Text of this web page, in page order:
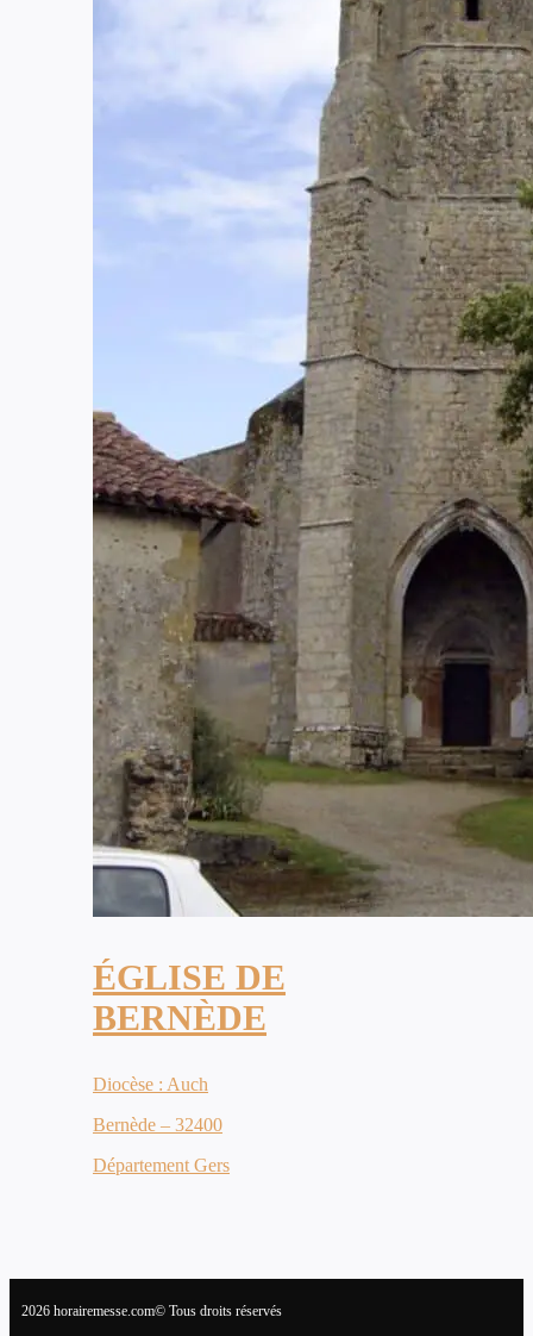
ÉGLISE DE
BERNÈDE
Diocèse : Auch
Bernède – 32400
Département Gers
2026 horairemesse.com© Tous droits réservés